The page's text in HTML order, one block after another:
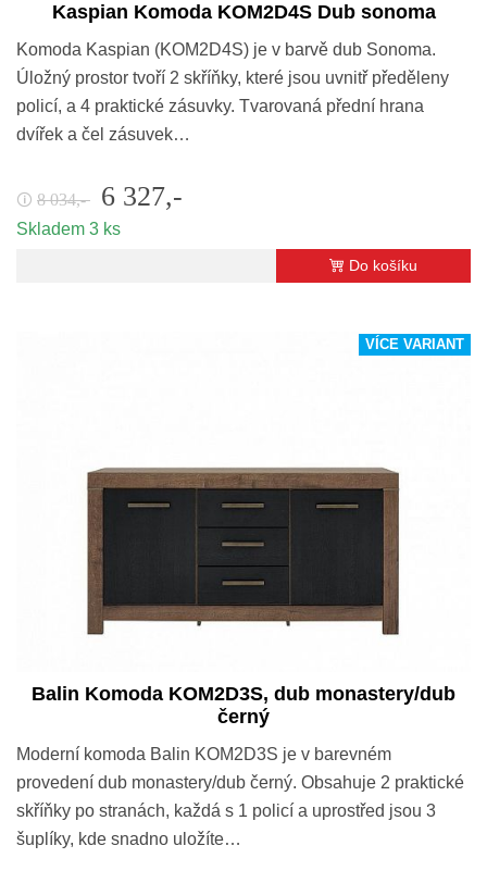
Kaspian Komoda KOM2D4S Dub sonoma
Komoda Kaspian (KOM2D4S) je v barvě dub Sonoma.
Úložný prostor tvoří 2 skříňky, které jsou uvnitř předěleny
policí, a 4 praktické zásuvky. Tvarovaná přední hrana
dvířek a čel zásuvek…
🛈 8 034,- 6 327,-
Skladem 3 ks
Do košíku
VÍCE VARIANT
Balin Komoda KOM2D3S, dub monastery/dub
černý
Moderní komoda Balin KOM2D3S je v barevném
provedení dub monastery/dub černý. Obsahuje 2 praktické
skříňky po stranách, každá s 1 policí a uprostřed jsou 3
šuplíky, kde snadno uložíte…